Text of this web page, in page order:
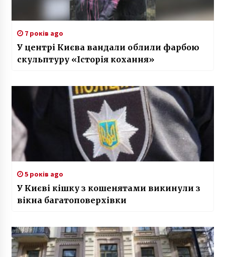
7 років ago
У центрі Києва вандали облили фарбою
скульптуру «Історія кохання»
5 років ago
У Києві кішку з кошенятами викинули з
вікна багатоповерхівки